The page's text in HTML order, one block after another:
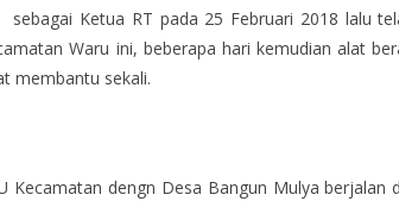
Ketua RT pada 25 Februari 2018 lalu
Waru ini, beberapa hari kemudian alat
membantu sekali.
Kecamatan dengn Desa Bangun Mulya berjalan